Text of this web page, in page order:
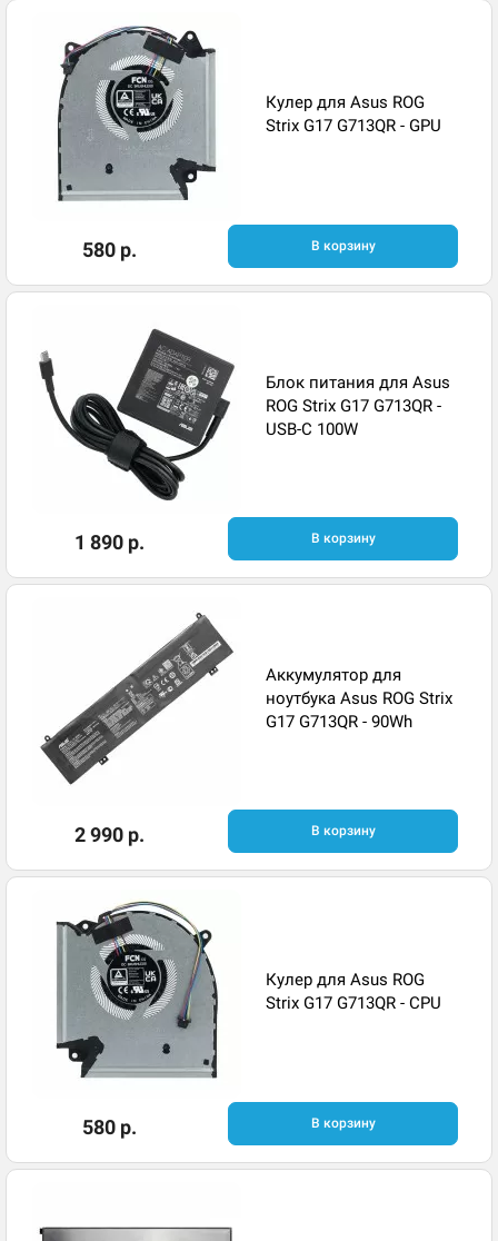
Кулер для Asus ROG
Strix G17 G713QR - GPU
580 р. В корзину
Блок питания для Asus
ROG Strix G17 G713QR -
USB-C 100W
1 890 р. В корзину
Аккумулятор для
ноутбука Asus ROG Strix
G17 G713QR - 90Wh
2 990 р. В корзину
Кулер для Asus ROG
Strix G17 G713QR - CPU
580 р. В корзину